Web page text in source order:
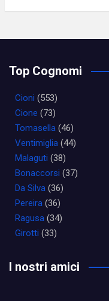
Top Cognomi
Cioni (553)
Cione (73)
Tomasella (46)
Ventimiglia (44)
Malaguti (38)
Bonaccorsi (37)
Da Silva (36)
Pereira (36)
Ragusa (34)
Girotti (33)
I nostri amici